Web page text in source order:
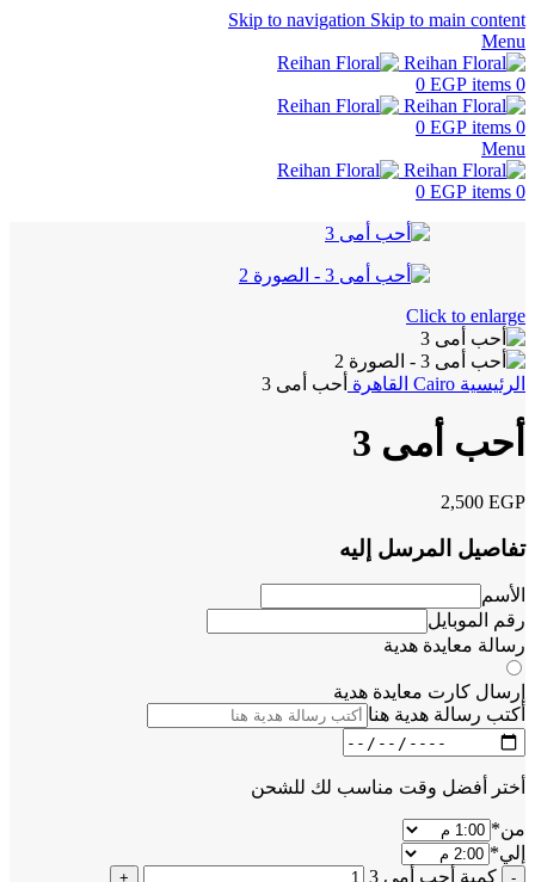
Skip to navigation Skip to main content
Menu
0
items
0 EGP
0
items
0 EGP
Menu
0
items
0 EGP
Click to enlarge
الرئيسية Cairo القاهرة أحب أمى 3
أحب أمى 3
2,500 EGP
تفاصيل المرسل إليه
الأسم
رقم الموبايل
رسالة معايدة هدية
إرسال كارت معايدة هدية
أكتب رسالة هدية هنا
أختر أفضل وقت مناسب لك للشحن
من*
إلي*
كمية أحب أمى 3